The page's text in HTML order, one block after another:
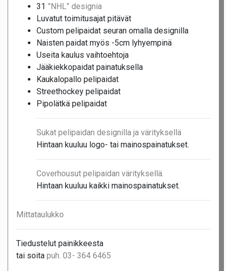
31 ”NHL” designia
Luvatut toimitusajat pitävät
Custom pelipaidat seuran omalla designilla
Naisten paidat myös -5cm lyhyempinä
Useita kaulus vaihtoehtoja
Jääkiekkopaidat painatuksella
Kaukalopallo pelipaidat
Streethockey pelipaidat
Pipolätkä pelipaidat
Sukat pelipaidan designilla ja värityksellä
Hintaan kuuluu logo- tai mainospainatukset.
Coverhousut pelipaidan värityksellä.
Hintaan kuuluu kaikki mainospainatukset.
Mittataulukko
Tiedustelut painikkeesta
tai soita puh. 03- 364 6465